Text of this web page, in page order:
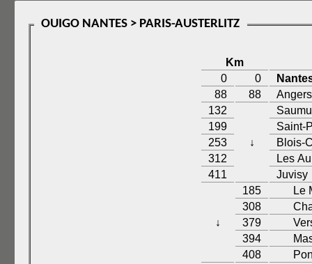
OUIGO NANTES > PARIS-AUSTERLITZ
Km
0
0
88
88
132
↓
199
Saint-
253
Blois-
312
Les
411
Juvisy
↓
185
Le
308
379
394
408